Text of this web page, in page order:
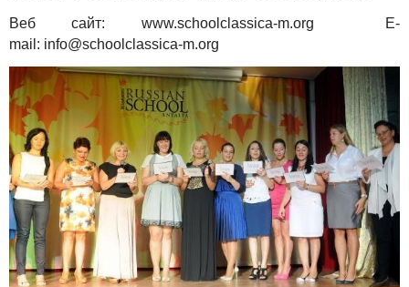
Веб сайт: www.schoolclassica-m.org E-
mail: info@schoolclassica-m.org